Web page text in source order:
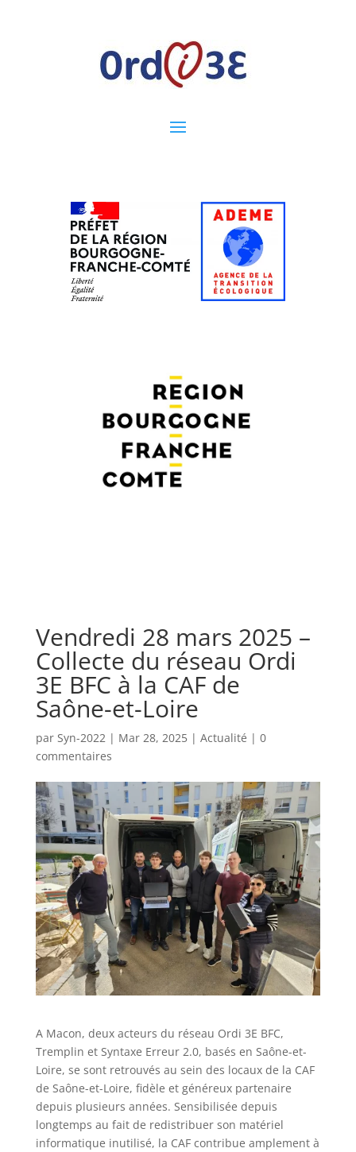
Vendredi 28 mars 2025 –
Collecte du réseau Ordi
3E BFC à la CAF de
Saône-et-Loire
par Syn-2022| Mar 28, 2025| Actualité | 0
commentaires
A Macon, deux acteurs du réseau Ordi 3E BFC,
Tremplin et Syntaxe Erreur 2.0, basés en Saône-et-
Loire, se sont retrouvés au sein des locaux de la CAF
de Saône-et-Loire, fidèle et généreux partenaire
depuis plusieurs années. Sensibilisée depuis
longtemps au fait de redistribuer son matériel
informatique inutilisé, la CAF contribue amplement à